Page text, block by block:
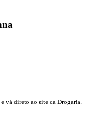
vá direto ao site da Drogaria.